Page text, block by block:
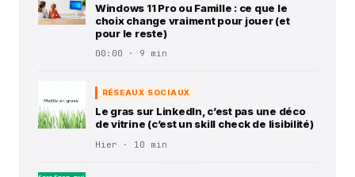
Windows 11 Pro ou Famille : ce que le
choix change vraiment pour jouer (et
pour le reste)
00:00 · 9 min
RÉSEAUX SOCIAUX
Le gras sur LinkedIn, c’est pas une déco
de vitrine (c’est un skill check de lisibilité)
Hier · 10 min